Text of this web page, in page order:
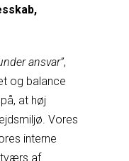
ansvar”,
og balance
at høj
Vores
interne
af